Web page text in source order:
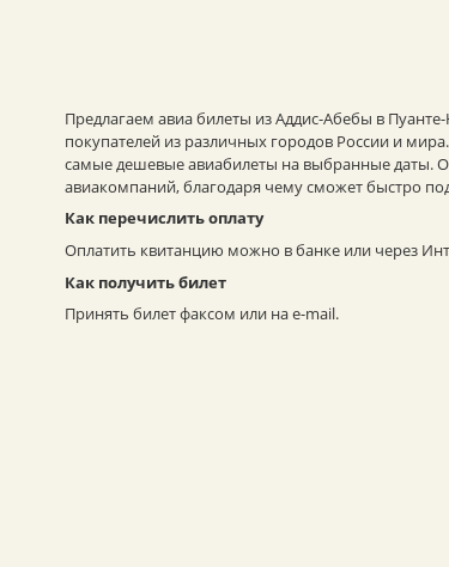
Предлагаем авиа билеты из Аддис-Абебы в
покупателей из различных городов России и
самые дешевые авиабилеты на выбранные даты.
авиакомпаний, благодаря чему сможет быстро
Как перечислить оплату
Оплатить квитанцию можно в банке или через
Как получить билет
Принять билет факсом или на e-mail.